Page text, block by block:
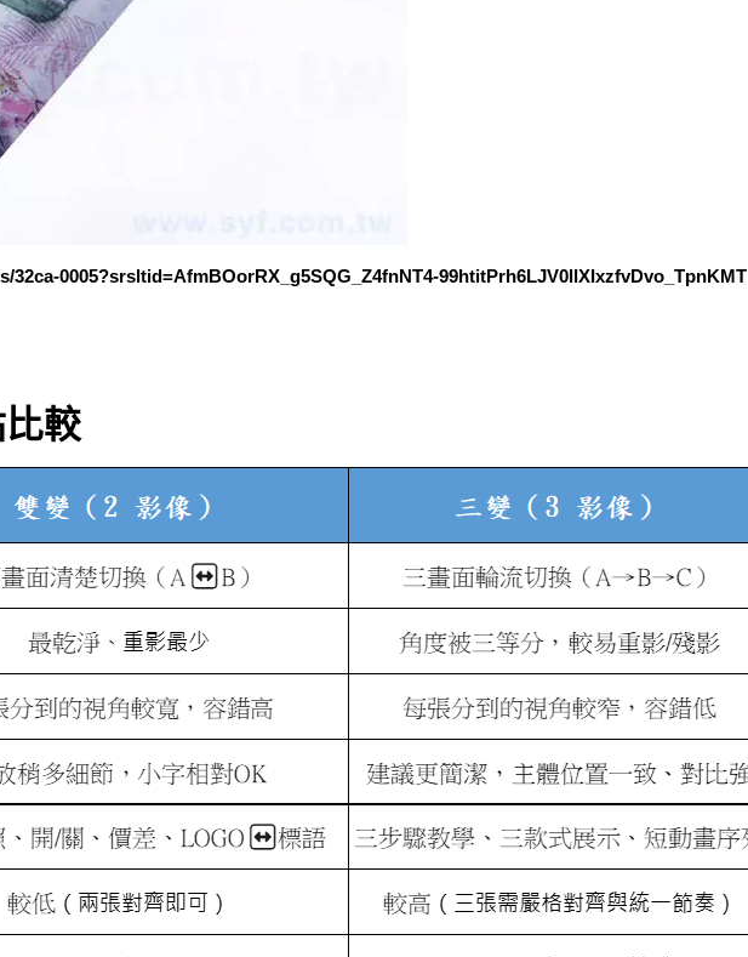
32ca-0005?srsltid=AfmBOorRX_g5SQG_Z4fnNT4-99htitPrh6LJV0llXIxzfvDvo_TpnKMT
較